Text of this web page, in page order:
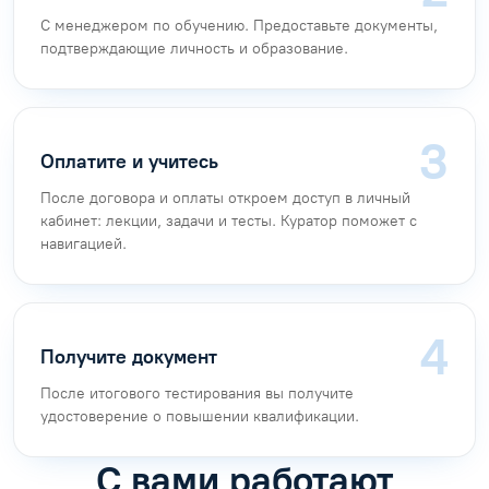
С менеджером по обучению. Предоставьте документы,
подтверждающие личность и образование.
Оплатите и учитесь
После договора и оплаты откроем доступ в личный
кабинет: лекции, задачи и тесты. Куратор поможет с
навигацией.
Получите документ
После итогового тестирования вы получите
удостоверение о повышении квалификации.